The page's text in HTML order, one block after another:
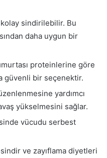
kolay sindirilebilir. Bu
daha uygun bir
proteinlerine göre
güvenli bir seçenektir.
yardımcı
yükselmesini sağlar.
vücudu serbest
ve zayıflama diyetleri